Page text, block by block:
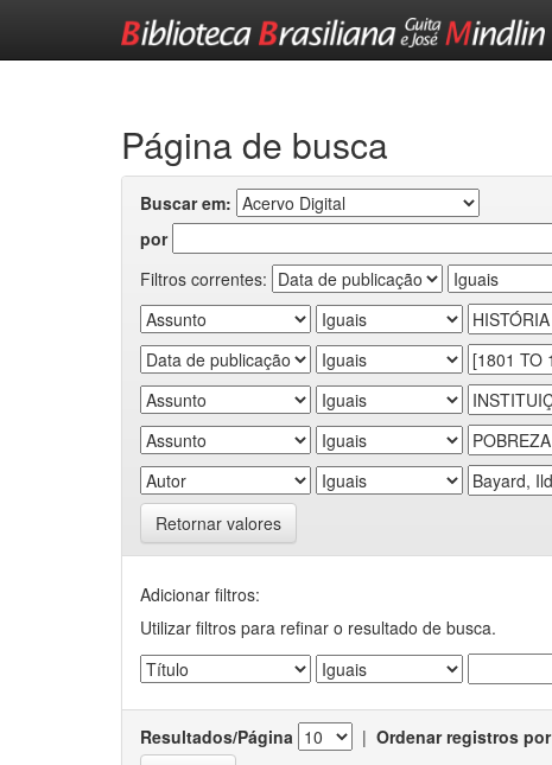
Página de busca
Buscar em:
por
Filtros correntes:
Retornar valores
Adicionar filtros:
Utilizar filtros para refinar o resultado de busca.
Resultados/Página | Ordenar registros por